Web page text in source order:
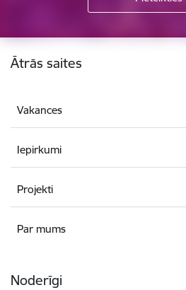
Kājene
Ātrās saites
Vakances
Iepirkumi
Projekti
Par mums
Noderīgi